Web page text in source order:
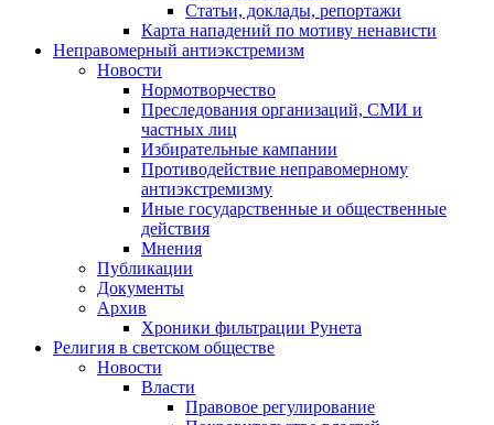
Статьи, доклады, репортажи
Карта нападений по мотиву ненависти
Неправомерный антиэкстремизм
Новости
Нормотворчество
Преследования организаций, СМИ и
частных лиц
Избирательные кампании
Противодействие неправомерному
антиэкстремизму
Иные государственные и общественные
действия
Мнения
Публикации
Документы
Архив
Хроники фильтрации Рунета
Религия в светском обществе
Новости
Власти
Правовое регулирование